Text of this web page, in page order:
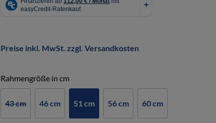
Preise inkl. MwSt. zzgl. Versandkosten
Rahmengröße in cm
43 cm 46 cm 51 cm 56 cm 60 cm